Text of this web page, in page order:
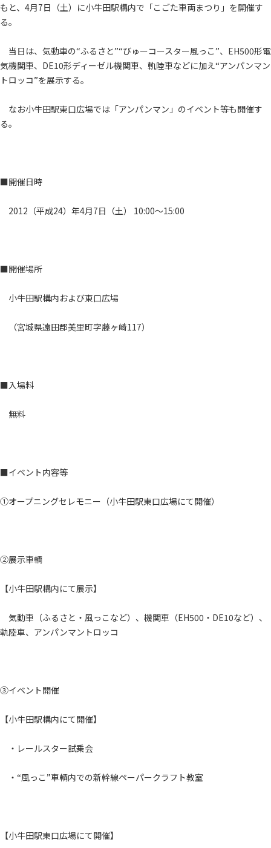
もと、4月7日（土）に小牛田駅構内で「こごた車両まつり」を開催す
る。
当日は、気動車の“ふるさと”“びゅーコースター風っこ”、EH500形電
気機関車、DE10形ディーゼル機関車、軌陸車などに加え“アンパンマン
トロッコ”を展示する。
なお小牛田駅東口広場では「アンパンマン」のイベント等も開催す
る。
■開催日時
2012（平成24）年4月7日（土） 10:00～15:00
■開催場所
小牛田駅構内および東口広場
（宮城県遠田郡美里町字藤ヶ崎117）
■入場料
無料
■イベント内容等
①オープニングセレモニー（小牛田駅東口広場にて開催）
②展示車輌
【小牛田駅構内にて展示】
気動車（ふるさと・風っこなど）、機関車（EH500・DE10など）、
軌陸車、アンパンマントロッコ
③イベント開催
【小牛田駅構内にて開催】
・レールスター試乗会
・“風っこ”車輌内での新幹線ペーパークラフト教室
【小牛田駅東口広場にて開催】